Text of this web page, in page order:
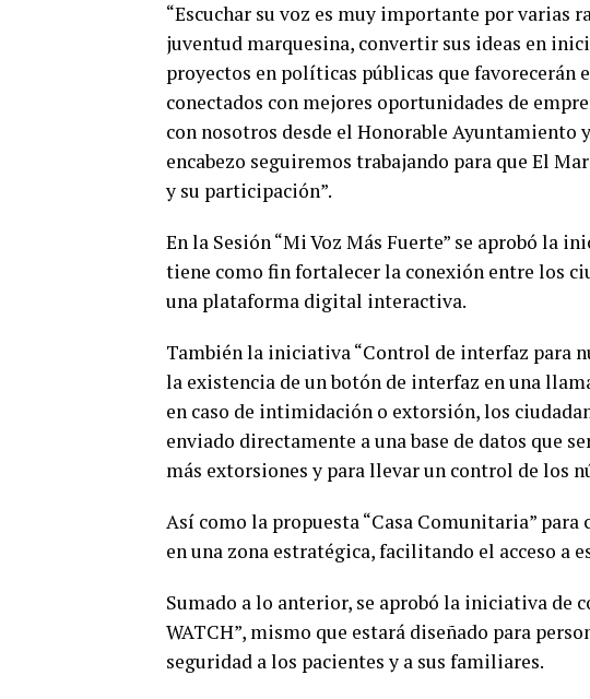
“Escuchar su voz es muy importante por varias
juventud marquesina, convertir sus ideas en
proyectos en políticas públicas que favorecerán
conectados con mejores oportunidades de
con nosotros desde el Honorable
encabezo seguiremos trabajando para que El
y su participación”.
En la Sesión “Mi Voz Más Fuerte” se aprobó la
tiene como fin fortalecer la conexión entre los
una plataforma digital interactiva.
También la iniciativa “Control de interfaz para
la existencia de un botón de interfaz en una
en caso de intimidación o extorsión, los
enviado directamente a una base de datos que
más extorsiones y para llevar un control de los
Así como la propuesta “Casa Comunitaria”
en una zona estratégica, facilitando el acceso a
Sumado a lo anterior, se aprobó la iniciativa de
WATCH”, mismo que estará diseñado para
seguridad a los pacientes y a sus familiares.